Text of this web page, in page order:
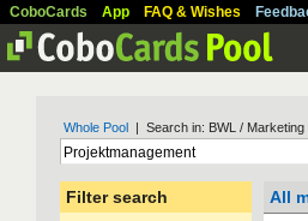
CoboCards App FAQ & Wishes
Whole Pool | Search in: BWL / Marketing
Filter search All